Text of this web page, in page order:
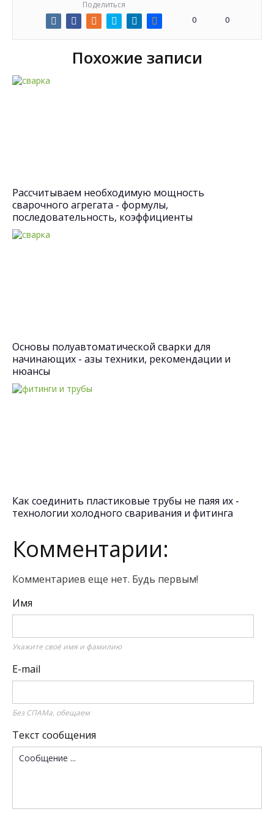
Поделиться
0 0
Похожие записи
Рассчитываем необходимую мощность
сварочного агрегата - формулы,
последовательность, коэффициенты
Основы полуавтоматической сварки для
начинающих - азы техники, рекомендации и
нюансы
Как соединить пластиковые трубы не паяя их -
технологии холодного сваривания и фитинга
Комментарии:
Комментариев еще нет. Будь первым!
Имя
Укажите своё имя и фамилию
E-mail
Без СПАМа, обещаем
Текст сообщения